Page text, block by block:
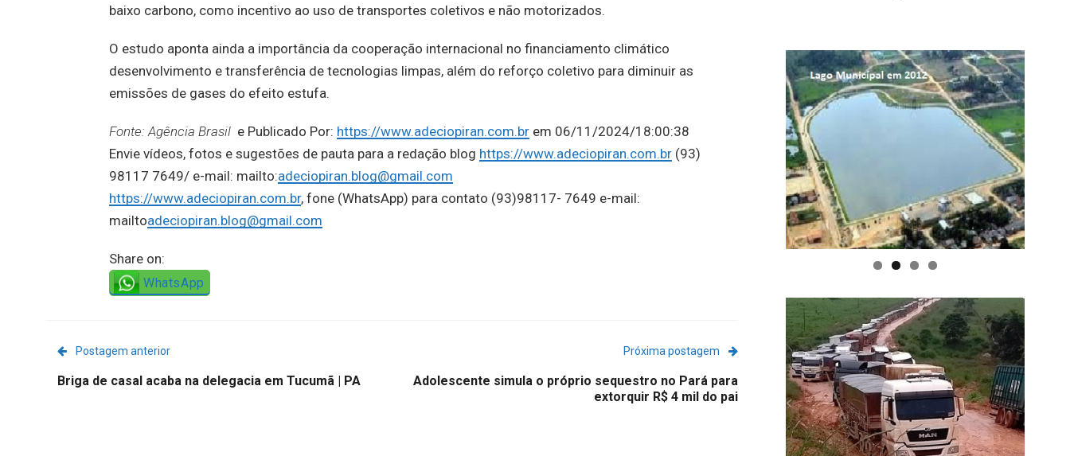
baixo carbono, como incentivo ao uso de transportes coletivos e não motorizados.
O estudo aponta ainda a importância da cooperação internacional no financiamento climático
desenvolvimento e transferência de tecnologias limpas, além do reforço coletivo para diminuir as
emissões de gases do efeito estufa.
Fonte: Agência Brasil e Publicado Por: https://www.adeciopiran.com.br em 06/11/2024/18:00:38
Envie vídeos, fotos e sugestões de pauta para a redação blog https://www.adeciopiran.com.br (93)
98117 7649/ e-mail: mailto:adeciopiran.blog@gmail.com
https://www.adeciopiran.com.br, fone (WhatsApp) para contato (93)98117- 7649 e-mail:
mailtoadeciopiran.blog@gmail.com
Share on:
WhatsApp
Postagem anterior
Briga de casal acaba na delegacia em Tucumã | PA
Próxima postagem
Adolescente simula o próprio sequestro no Pará para
extorquir R$ 4 mil do pai